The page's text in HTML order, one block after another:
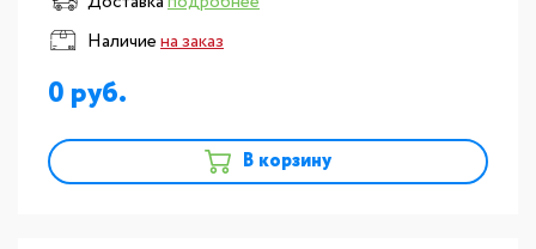
Наличиена заказ
0
В корзину